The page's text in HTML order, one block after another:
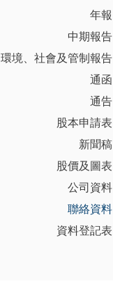
年報
中期報告
環境、社會及管制報告
通函
通告
股本申請表
新聞稿
股價及圖表
公司資料
聯絡資料
資料登記表